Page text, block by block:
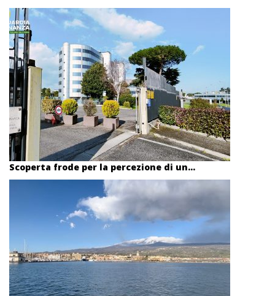
Scoperta frode per la percezione di un...